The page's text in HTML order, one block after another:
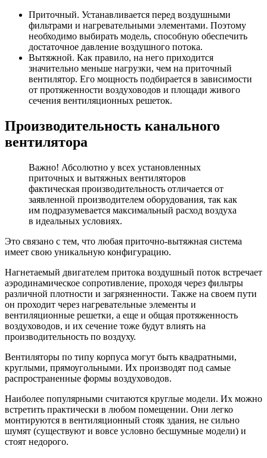
Приточный. Устанавливается перед воздушными
фильтрами и нагревательными элементами. Поэтому
необходимо выбирать модель, способную обеспечить
достаточное давление воздушного потока.
Вытяжной. Как правило, на него приходится
значительно меньше нагрузки, чем на приточный
вентилятор. Его мощность подбирается в зависимости
от протяженности воздуховодов и площади живого
сечения вентиляционных решеток.
Производительность канального
вентилятора
Важно! Абсолютно у всех установленных
приточных и вытяжных вентиляторов
фактическая производительность отличается от
заявленной производителем оборудования, так как
им подразумевается максимальный расход воздуха
в идеальных условиях.
Это связано с тем, что любая приточно-вытяжная система
имеет свою уникальную конфигурацию.
Нагнетаемый двигателем притока воздушный поток встречает
аэродинамическое сопротивление, проходя через фильтры
различной плотности и загрязненности. Также на своем пути
он проходит через нагревательные элементы и
вентиляционные решетки, а еще и общая протяженность
воздуховодов, и их сечение тоже будут влиять на
производительность по воздуху.
Вентиляторы по типу корпуса могут быть квадратными,
круглыми, прямоугольными. Их производят под самые
распространенные формы воздуховодов.
Наиболее популярными считаются круглые модели. Их можно
встретить практически в любом помещении. Они легко
монтируются в вентиляционный стояк здания, не сильно
шумят (существуют и вовсе условно бесшумные модели) и
стоят недорого.